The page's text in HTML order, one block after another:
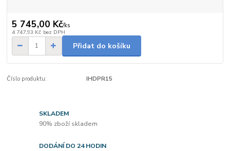
5 745,00 Kč/ks
4 747,93 Kč bez DPH
Přidat do košíku
Číslo produktu: IHDPR15
SKLADEM
90% zboží skladem
DODÁNÍ DO 24 HODIN